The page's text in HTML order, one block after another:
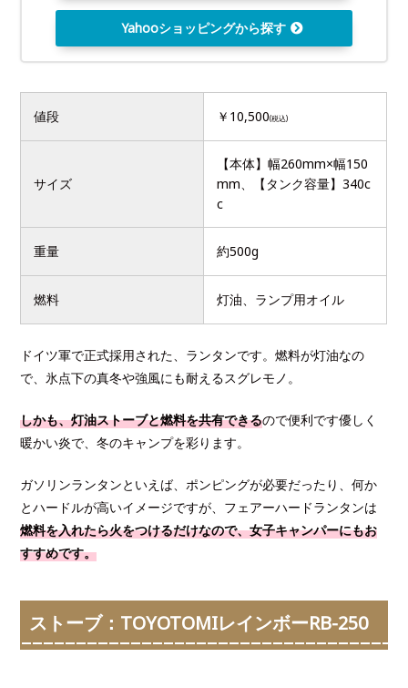
Yahooショッピングから探す
値段 ￥10,500(税込)
サイズ
【本体】幅260mm×幅150
mm、【タンク容量】340c
c
重量 約500g
燃料 灯油、ランプ用オイル
ドイツ軍で正式採用された、ランタンです。燃料が灯油なの
で、氷点下の真冬や強風にも耐えるスグレモノ。
しかも、灯油ストーブと燃料を共有できるので便利です優しく
暖かい炎で、冬のキャンプを彩ります。
ガソリンランタンといえば、ポンピングが必要だったり、何か
とハードルが高いイメージですが、フェアーハードランタンは
燃料を入れたら火をつけるだけなので、女子キャンパーにもお
すすめです。
ストーブ：TOYOTOMIレインボーRB-250